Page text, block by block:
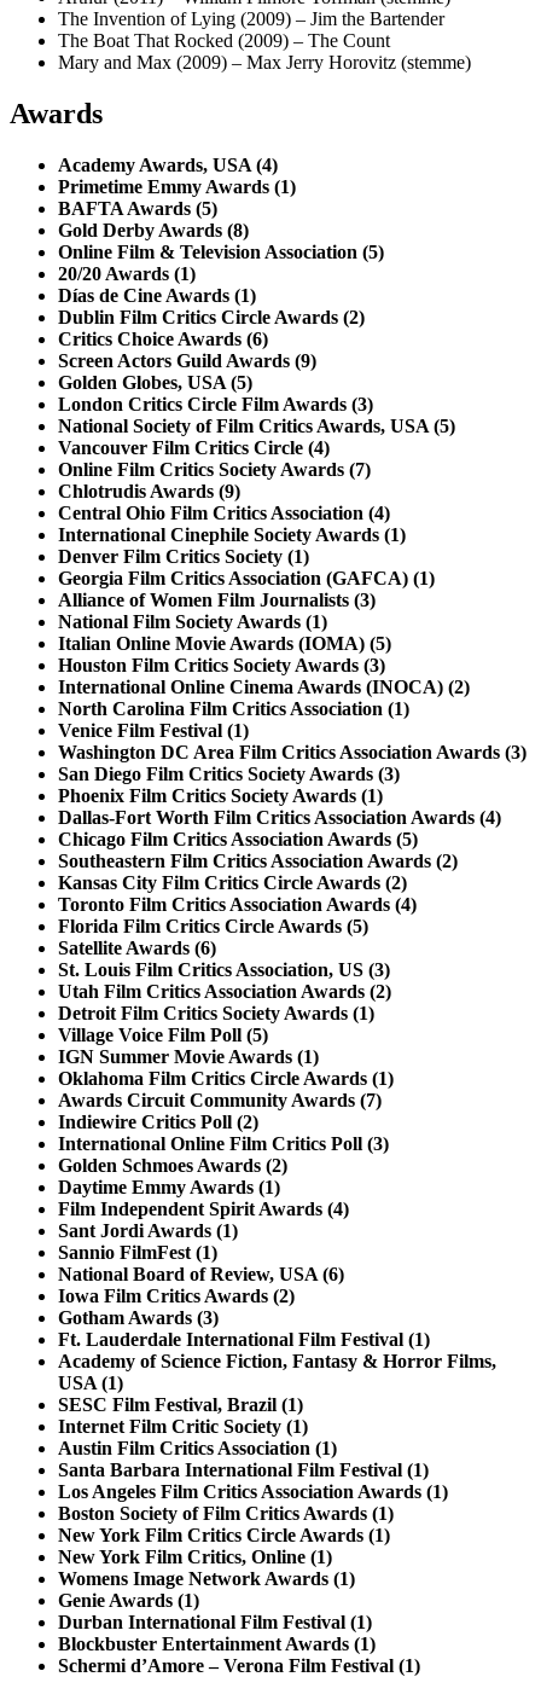
The Invention of Lying (2009) – Jim the Bartender
The Boat That Rocked (2009) – The Count
Mary and Max (2009) – Max Jerry Horovitz (stemme)
Awards
Academy Awards, USA (4)
Primetime Emmy Awards (1)
BAFTA Awards (5)
Gold Derby Awards (8)
Online Film & Television Association (5)
20/20 Awards (1)
Días de Cine Awards (1)
Dublin Film Critics Circle Awards (2)
Critics Choice Awards (6)
Screen Actors Guild Awards (9)
Golden Globes, USA (5)
London Critics Circle Film Awards (3)
National Society of Film Critics Awards, USA (5)
Vancouver Film Critics Circle (4)
Online Film Critics Society Awards (7)
Chlotrudis Awards (9)
Central Ohio Film Critics Association (4)
International Cinephile Society Awards (1)
Denver Film Critics Society (1)
Georgia Film Critics Association (GAFCA) (1)
Alliance of Women Film Journalists (3)
National Film Society Awards (1)
Italian Online Movie Awards (IOMA) (5)
Houston Film Critics Society Awards (3)
International Online Cinema Awards (INOCA) (2)
North Carolina Film Critics Association (1)
Venice Film Festival (1)
Washington DC Area Film Critics Association Awards (3)
San Diego Film Critics Society Awards (3)
Phoenix Film Critics Society Awards (1)
Dallas-Fort Worth Film Critics Association Awards (4)
Chicago Film Critics Association Awards (5)
Southeastern Film Critics Association Awards (2)
Kansas City Film Critics Circle Awards (2)
Toronto Film Critics Association Awards (4)
Florida Film Critics Circle Awards (5)
Satellite Awards (6)
St. Louis Film Critics Association, US (3)
Utah Film Critics Association Awards (2)
Detroit Film Critics Society Awards (1)
Village Voice Film Poll (5)
IGN Summer Movie Awards (1)
Oklahoma Film Critics Circle Awards (1)
Awards Circuit Community Awards (7)
Indiewire Critics Poll (2)
International Online Film Critics Poll (3)
Golden Schmoes Awards (2)
Daytime Emmy Awards (1)
Film Independent Spirit Awards (4)
Sant Jordi Awards (1)
Sannio FilmFest (1)
National Board of Review, USA (6)
Iowa Film Critics Awards (2)
Gotham Awards (3)
Ft. Lauderdale International Film Festival (1)
Academy of Science Fiction, Fantasy & Horror Films,
USA (1)
SESC Film Festival, Brazil (1)
Internet Film Critic Society (1)
Austin Film Critics Association (1)
Santa Barbara International Film Festival (1)
Los Angeles Film Critics Association Awards (1)
Boston Society of Film Critics Awards (1)
New York Film Critics Circle Awards (1)
New York Film Critics, Online (1)
Womens Image Network Awards (1)
Genie Awards (1)
Durban International Film Festival (1)
Blockbuster Entertainment Awards (1)
Schermi d’Amore – Verona Film Festival (1)